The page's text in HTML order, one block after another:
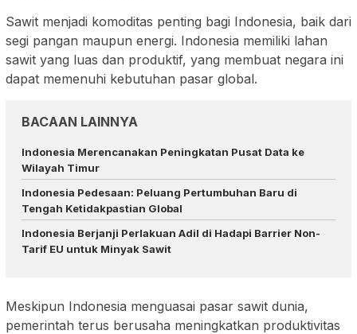
Sawit menjadi komoditas penting bagi Indonesia, baik dari
segi pangan maupun energi. Indonesia memiliki lahan
sawit yang luas dan produktif, yang membuat negara ini
dapat memenuhi kebutuhan pasar global.
BACAAN LAINNYA
Indonesia Merencanakan Peningkatan Pusat Data ke
Wilayah Timur
Indonesia Pedesaan: Peluang Pertumbuhan Baru di
Tengah Ketidakpastian Global
Indonesia Berjanji Perlakuan Adil di Hadapi Barrier Non-
Tarif EU untuk Minyak Sawit
Meskipun Indonesia menguasai pasar sawit dunia,
pemerintah terus berusaha meningkatkan produktivitas